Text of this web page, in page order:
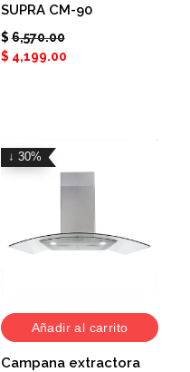
SUPRA CM-90
$ 6,570.00
$ 4,199.00
↓ 30%
Añadir al carrito
Campana extractora